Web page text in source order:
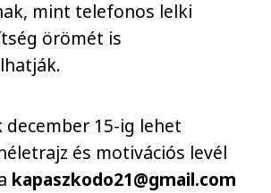
mint telefonos lelki
örömét is
december 15-ig lehet
és motivációs levél
kapaszkodo21@gmail.com